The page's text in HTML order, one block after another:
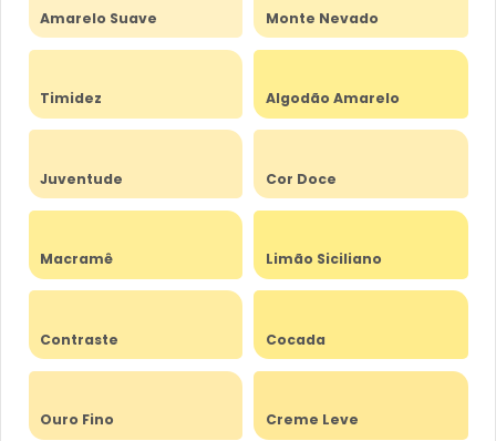
Amarelo Suave Monte Nevado
Timidez Algodão Amarelo
Juventude Cor Doce
Macramê Limão Siciliano
Contraste Cocada
Ouro Fino Creme Leve